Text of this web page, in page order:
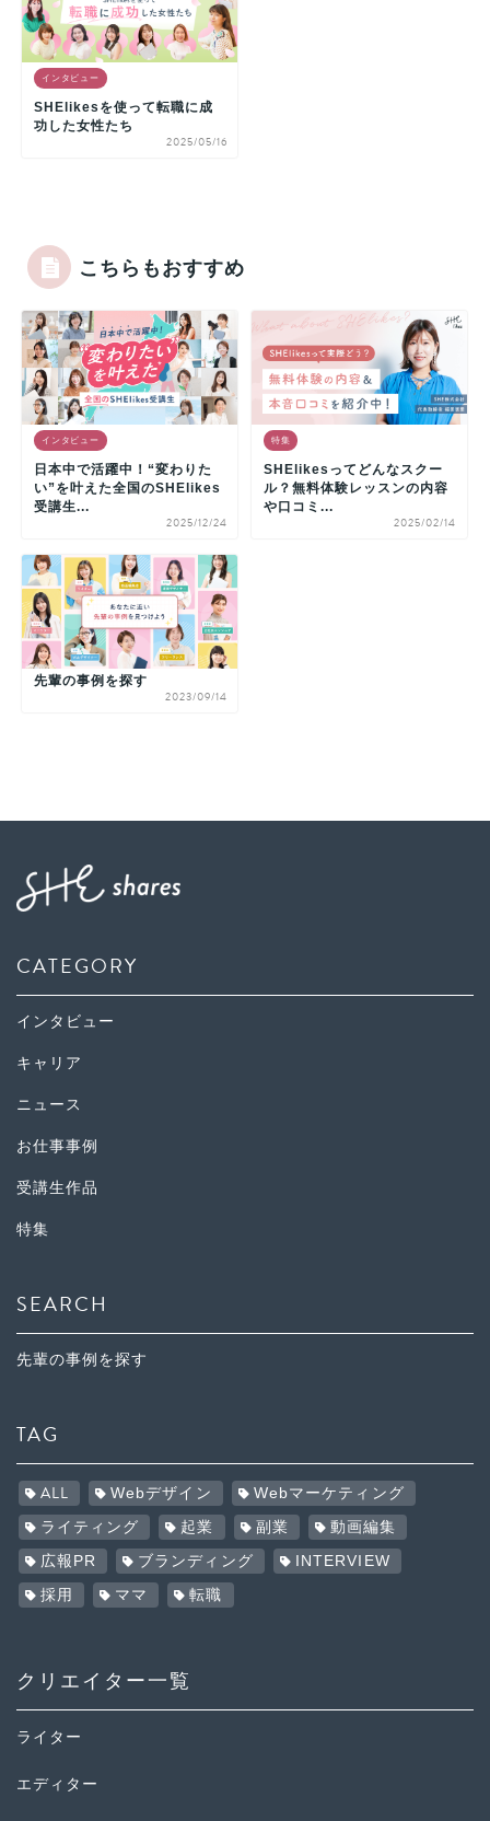
インタビュー
SHElikesを使って転職に成
功した女性たち
2025/05/16
こちらもおすすめ
インタビュー
日本中で活躍中！“変わりた
い”を叶えた全国のSHElikes
受講生...
2025/12/24
特集
SHElikesってどんなスクー
ル？無料体験レッスンの内容
や口コミ...
2025/02/14
先輩の事例を探す
2023/09/14
CATEGORY
インタビュー
キャリア
ニュース
お仕事事例
受講生作品
特集
SEARCH
先輩の事例を探す
TAG
ALL Webデザイン Webマーケティング
ライティング 起業 副業 動画編集
広報PR ブランディング INTERVIEW
採用 ママ 転職
クリエイター一覧
ライター
エディター